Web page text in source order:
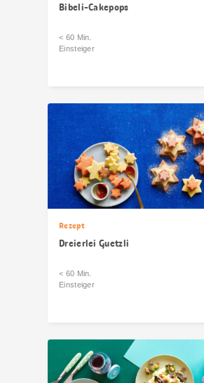
Bibeli-Cakepops
< 60 Min.
Einsteiger
Rezept
Dreierlei Guetzli
< 60 Min.
Einsteiger